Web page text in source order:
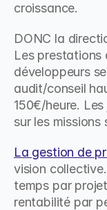
croissance.
DONC la
Les prestations
développeurs
audit/conseil
150€/heure.
sur les missions
La gestion de
vision
temps par
rentabilité par